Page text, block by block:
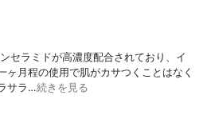
セラミドが高濃度配合されており、イ
ヶ月程の使用で肌がカサつくことはなく
サラ…続きを見る